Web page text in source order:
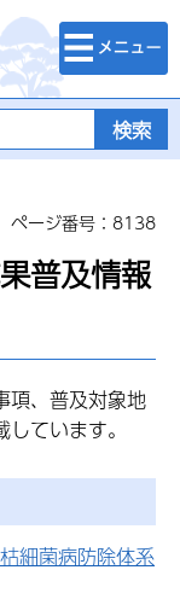
検索・メニュ
ー
ページ番号：8138
普及情報
項、普及対象地
ています。
細菌病防除体系